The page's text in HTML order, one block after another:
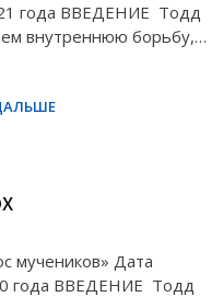
года ВВЕДЕНИЕ Тодд
внутреннюю борьбу,…
мучеников» Дата
года ВВЕДЕНИЕ Тодд